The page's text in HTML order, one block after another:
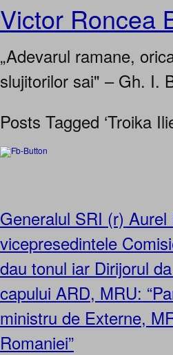
Victor Roncea
„Adevarul ramane,
slujitorilor sai" – Gh. I.
Posts Tagged ‘Troika
Generalul SRI (r)
vicepresedintele
dau tonul iar Dirijorul
capului ARD, MRU:
ministru de Externe,
Romaniei”